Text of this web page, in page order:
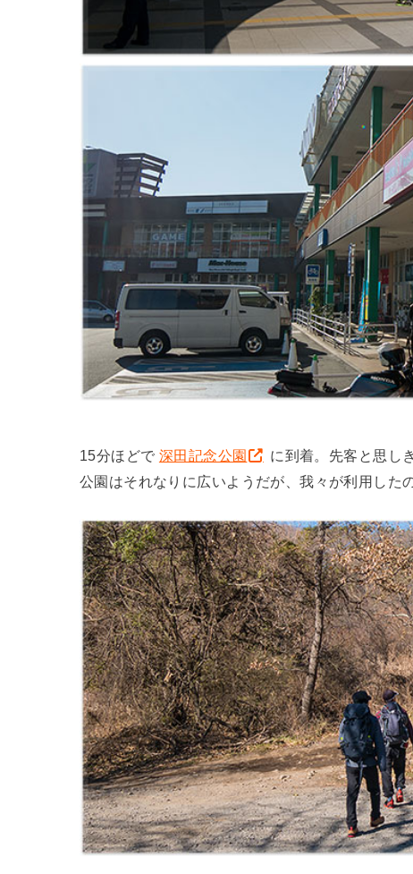
15分ほどで 深田記念公園
に到着。先客と思し
公園はそれなりに広いようだが、我々が利用した